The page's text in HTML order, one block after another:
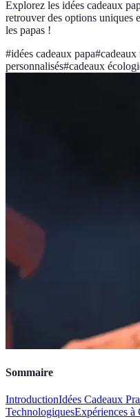
Explorez les idées cadeaux
retrouver des options uniques
les papas !
#idées cadeaux papa#cadeaux
personnalisés#cadeaux
Sommaire
IntroductionIdées Cadeaux
TechnologiquesExpériences